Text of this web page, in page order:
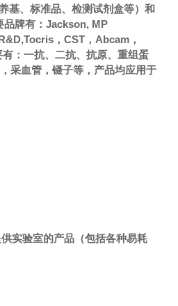
基、标准品、检测试剂盒等）和
品牌有：Jackson, MP
，CST，Abcam，
：一抗、二抗、抗原、重组蛋
采血管，镊子等，产品均应用于
实验室的产品（包括各种易耗